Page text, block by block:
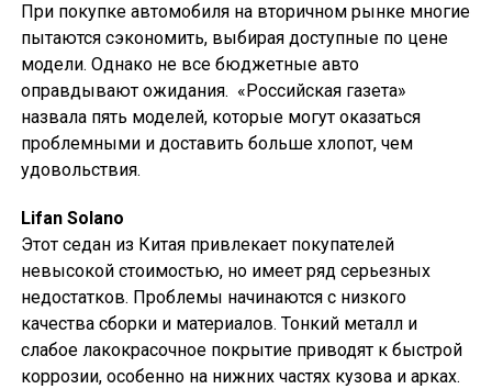
При покупке автомобиля на вторичном рынке многие
пытаются сэкономить, выбирая доступные по цене
модели. Однако не все бюджетные авто
оправдывают ожидания. «Российская газета»
назвала пять моделей, которые могут оказаться
проблемными и доставить больше хлопот, чем
удовольствия.
Lifan Solano
Этот седан из Китая привлекает покупателей
невысокой стоимостью, но имеет ряд серьезных
недостатков. Проблемы начинаются с низкого
качества сборки и материалов. Тонкий металл и
слабое лакокрасочное покрытие приводят к быстрой
коррозии, особенно на нижних частях кузова и арках.